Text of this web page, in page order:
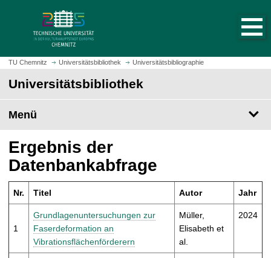
z
m
t
e
i
t
u
f
u
f
n
TU Chemnitz Universitätsbibliothek Universitätsbibliographie
Universitätsbibliothek
Menü
Ergebnis der
Datenbankabfrage
Nr. Titel Autor Jahr
1
Grundlagenuntersuchungen zur
Faserdeformation an
Vibrationsflächenförderern
Müller,
Elisabeth et
al.
2024